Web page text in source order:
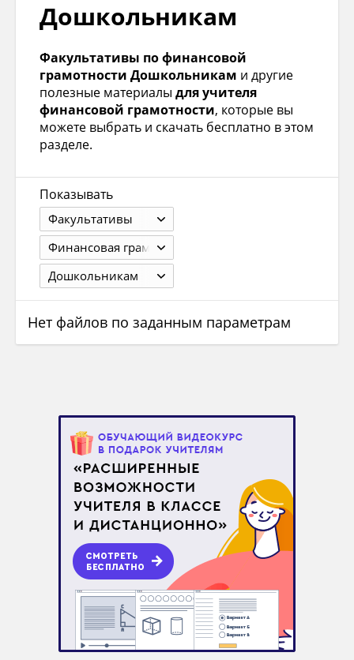
Дошкольникам
Факультативы по финансовой
грамотности Дошкольникам и другие
полезные материалы для учителя
финансовой грамотности, которые вы
можете выбрать и скачать бесплатно в этом
разделе.
Показывать
Факультативы
Финансовая грамотность
Дошкольникам
Нет файлов по заданным параметрам